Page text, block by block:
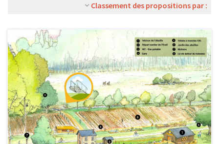
Classement des propositions par :